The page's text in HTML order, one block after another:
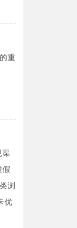
重
渠
假
浏
优